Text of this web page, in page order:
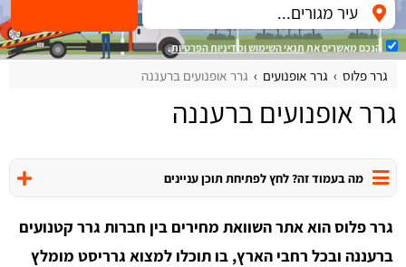
הנכם מאשרים את תנאי השימושומדיניות הפרטיות.
גרר פלוס גרר אופנועים גרר אופנועים ברעננה
גרר אופנועים ברעננה
מה בעמוד זה? לחץ לפתיחת תוכן עניינים
גרר פלוס הוא אתר השוואת מחירים בין חברות גרר קטנועים
ברעננה ובכל רחבי הארץ, בו תוכלו למצוא גרריסט מומלץ